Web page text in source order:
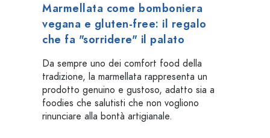
Marmellata come bomboniera
vegana e gluten-free: il regalo
che fa "sorridere" il palato
Da sempre uno dei comfort food della
tradizione, la marmellata rappresenta un
prodotto genuino e gustoso, adatto sia a
foodies che salutisti che non vogliono
rinunciare alla bontà artigianale.